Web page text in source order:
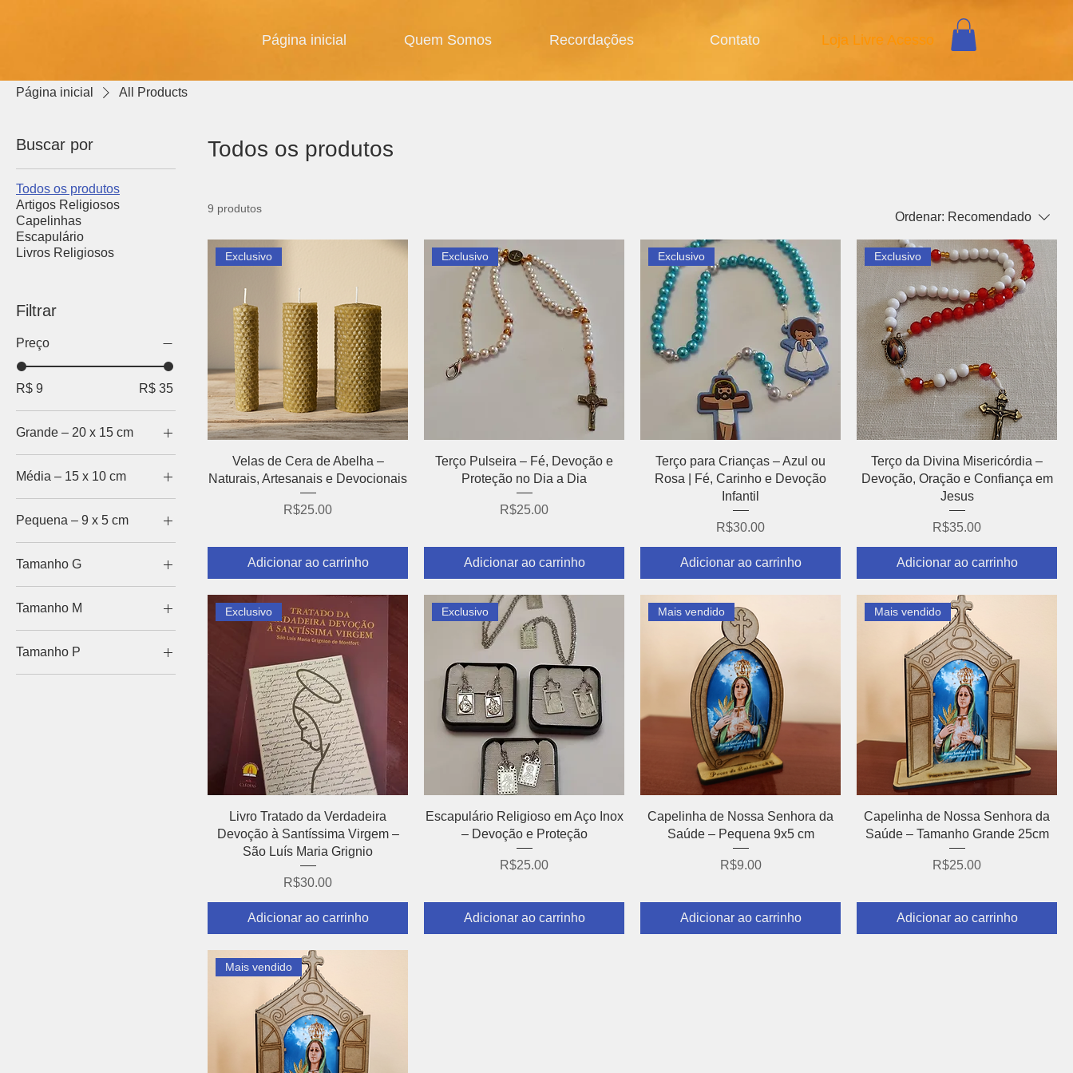
Página inicial Quem Somos Recordações Contato Loja Livre Acesso
Página inicial All Products
Buscar por
Todos os produtos
Artigos Religiosos
Capelinhas
Escapulário
Livros Religiosos
Filtrar
Preço
R$ 9 R$ 35
Grande – 20 x 15 cm
Média – 15 x 10 cm
Pequena – 9 x 5 cm
Tamanho G
Tamanho M
Tamanho P
Todos os produtos
9 produtos
Ordenar: Recomendado
Visualização rápida
Exclusivo
Velas de Cera de Abelha –
Naturais, Artesanais e Devocionais
Preço
R$25.00
Adicionar ao carrinho
Visualização rápida
Exclusivo
Terço Pulseira – Fé, Devoção e
Proteção no Dia a Dia
Preço
R$25.00
Adicionar ao carrinho
Visualização rápida
Exclusivo
Terço para Crianças – Azul ou
Rosa | Fé, Carinho e Devoção
Infantil
Preço
R$30.00
Adicionar ao carrinho
Visualização rápida
Exclusivo
Terço da Divina Misericórdia –
Devoção, Oração e Confiança em
Jesus
Preço
R$35.00
Adicionar ao carrinho
Visualização rápida
Exclusivo
Livro Tratado da Verdadeira
Devoção à Santíssima Virgem –
São Luís Maria Grignio
Preço
R$30.00
Adicionar ao carrinho
Visualização rápida
Exclusivo
Escapulário Religioso em Aço Inox
– Devoção e Proteção
Preço
R$25.00
Adicionar ao carrinho
Visualização rápida
Mais vendido
Capelinha de Nossa Senhora da
Saúde – Pequena 9x5 cm
Preço
R$9.00
Adicionar ao carrinho
Visualização rápida
Mais vendido
Capelinha de Nossa Senhora da
Saúde – Tamanho Grande 25cm
Preço
R$25.00
Adicionar ao carrinho
Mais vendido